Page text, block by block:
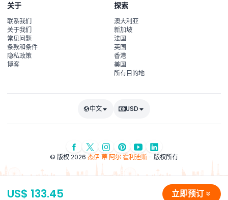
US$ 133.45 立即预订
关于
联系我们
关于我们
常见问题
条款和条件
隐私政策
博客
探索
澳大利亚
新加坡
法国
英国
香港
美国
所有目的地
中文 USD
© 版权 2026 杰伊·蒂·阿尔·霍利迪斯- 版权所有